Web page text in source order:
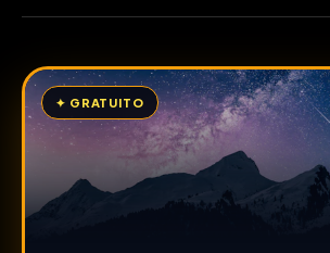
✦ GRATUITO